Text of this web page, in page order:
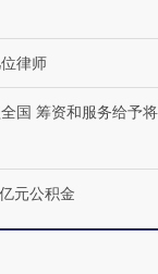
被称为“蟑螂”的印
代 用街头抗争将教
拱下台
视
律师
国 筹资和服务给予
元公积金